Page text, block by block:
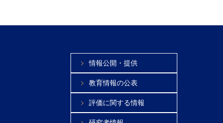
情報公開・提供
教育情報の公表
評価に関する情報